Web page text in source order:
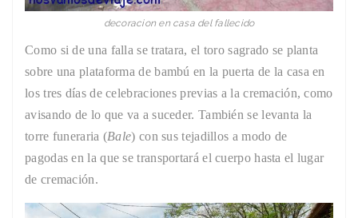
decoracion en casa del fallecido
Como si de una falla se tratara, el toro sagrado se planta
sobre una plataforma de bambú en la puerta de la casa en
los tres días de celebraciones previas a la cremación, como
avisando de lo que va a suceder. También se levanta la
torre funeraria (Bale) con sus tejadillos a modo de
pagodas en la que se transportará el cuerpo hasta el lugar
de cremación.